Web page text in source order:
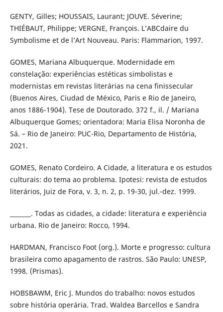
GENTY, Gilles; HOUSSAIS, Laurant; JOUVE. Séverine;
THIÉBAUT, Philippe; VERGNE, François. L’ABCdaire du
Symbolisme et de l’Art Nouveau. Paris: Flammarion, 1997.
GOMES, Mariana Albuquerque. Modernidade em
constelação: experiências estéticas simbolistas e
modernistas em revistas literárias na cena finissecular
(Buenos Aires, Ciudad de México, Paris e Rio de Janeiro,
anos 1886-1904). Tese de Doutorado. 372 f., il. / Mariana
Albuquerque Gomes; orientadora: Maria Elisa Noronha de
Sá. – Rio de Janeiro: PUC-Rio, Departamento de História,
2021.
GOMES, Renato Cordeiro. A Cidade, a literatura e os estudos
culturais: do tema ao problema. Ipotesi: revista de estudos
literários, Juiz de Fora, v. 3, n. 2, p. 19-30, jul.-dez. 1999.
_______. Todas as cidades, a cidade: literatura e experiência
urbana. Rio de Janeiro: Rocco, 1994.
HARDMAN, Francisco Foot (org.). Morte e progresso: cultura
brasileira como apagamento de rastros. São Paulo: UNESP,
1998. (Prismas).
HOBSBAWM, Eric J. Mundos do trabalho: novos estudos
sobre história operária. Trad. Waldea Barcellos e Sandra